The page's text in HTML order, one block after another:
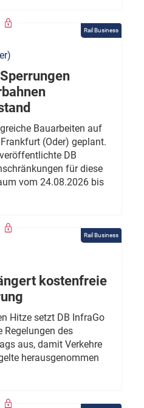
Rail Business
Bauarbeiten auf
(Oder) geplant.
DB
für diese
vom 24.08.2026 bis
Rail Business
kostenfreie
Hitze setzt DB InfraGo
Regelungen des
aus, damit Verkehre
herausgenommen